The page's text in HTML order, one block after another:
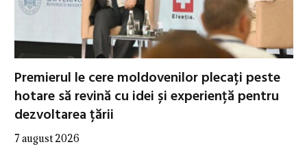
Premierul le cere moldovenilor plecați peste
hotare să revină cu idei și experiență pentru
dezvoltarea țării
7 august 2026